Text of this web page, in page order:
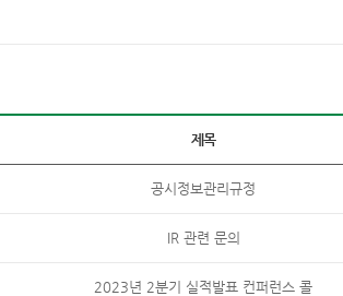
제목
공시정보관리규정
IR 관련 문의
2023년 2분기 실적발표 컨퍼런스 콜